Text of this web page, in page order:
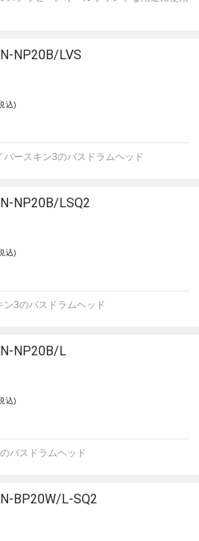
NP20B/LVS
込)
ースキン3のバスドラムヘッド
NP20B/LSQ2
込)
ン3のバスドラムヘッド
NP20B/L
込)
バスドラムヘッド
BP20W/L-SQ2